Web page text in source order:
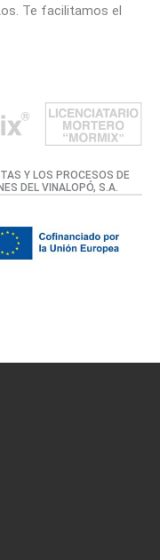
Te facilitamos el
Y LOS PROCESOS DE
DEL VINALOPÓ, S.A.